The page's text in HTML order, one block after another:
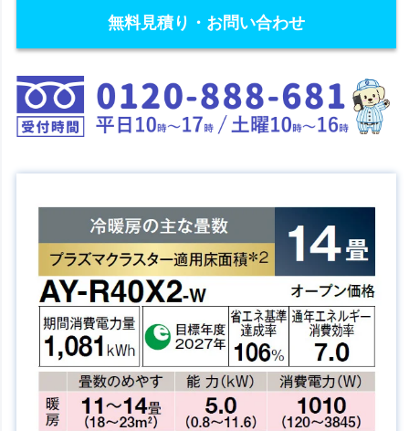
無料見積り・お問い合わせ